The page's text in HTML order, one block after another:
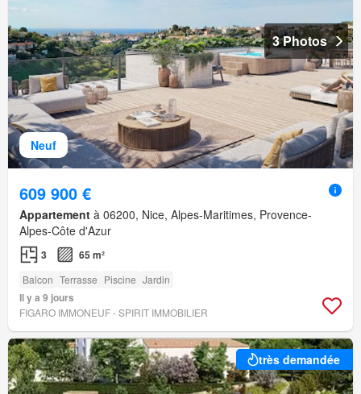
Neuf
3 Photos
609 900 €
Appartement à 06200, Nice, Alpes-Maritimes, Provence-
Alpes-Côte d'Azur
3 65 m²
Balcon Terrasse Piscine Jardin
Il y a 9 jours
FIGARO IMMONEUF - SPIRIT IMMOBILIER
très demandée